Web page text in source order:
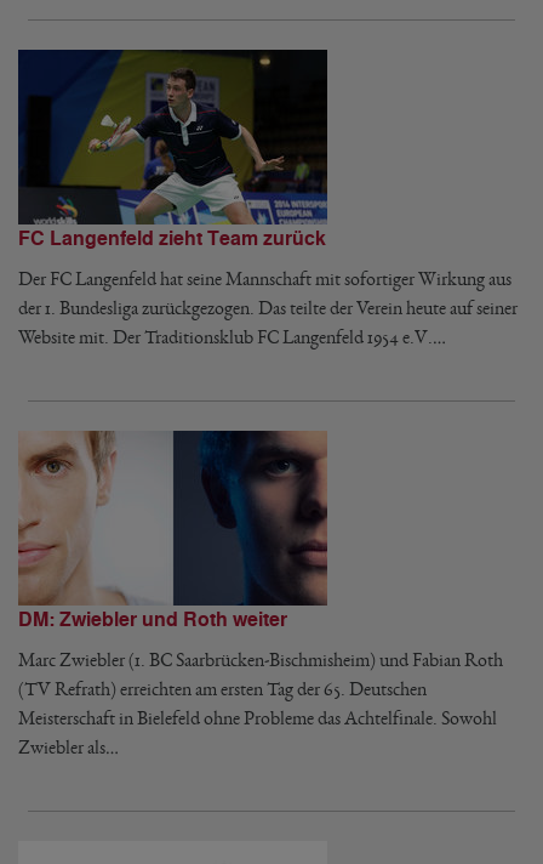
FC Langenfeld zieht Team zurück
Der FC Langenfeld hat seine Mannschaft mit sofortiger Wirkung aus
der 1. Bundesliga zurückgezogen. Das teilte der Verein heute auf seiner
Website mit. Der Traditionsklub FC Langenfeld 1954 e.V.…
DM: Zwiebler und Roth weiter
Marc Zwiebler (1. BC Saarbrücken-Bischmisheim) und Fabian Roth
(TV Refrath) erreichten am ersten Tag der 65. Deutschen
Meisterschaft in Bielefeld ohne Probleme das Achtelfinale. Sowohl
Zwiebler als…